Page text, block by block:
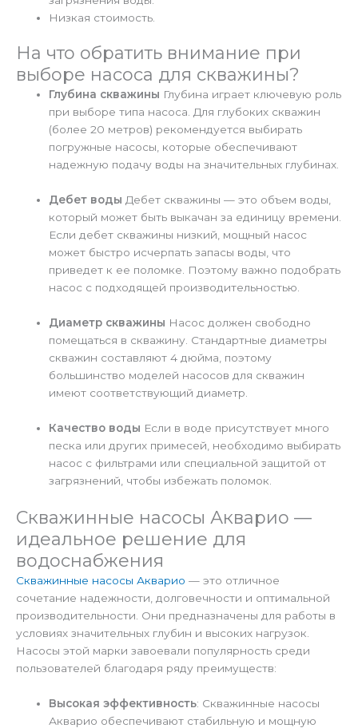
Низкая стоимость.
На что обратить внимание при
выборе насоса для скважины?
Глубина скважины Глубина играет ключевую роль
при выборе типа насоса. Для глубоких скважин
(более 20 метров) рекомендуется выбирать
погружные насосы, которые обеспечивают
надежную подачу воды на значительных глубинах.
Дебет воды Дебет скважины — это объем воды,
который может быть выкачан за единицу времени.
Если дебет скважины низкий, мощный насос
может быстро исчерпать запасы воды, что
приведет к ее поломке. Поэтому важно подобрать
насос с подходящей производительностью.
Диаметр скважины Насос должен свободно
помещаться в скважину. Стандартные диаметры
скважин составляют 4 дюйма, поэтому
большинство моделей насосов для скважин
имеют соответствующий диаметр.
Качество воды Если в воде присутствует много
песка или других примесей, необходимо выбирать
насос с фильтрами или специальной защитой от
загрязнений, чтобы избежать поломок.
Скважинные насосы Акварио —
идеальное решение для
водоснабжения
Скважинные насосы Акварио — это отличное
сочетание надежности, долговечности и оптимальной
производительности. Они предназначены для работы в
условиях значительных глубин и высоких нагрузок.
Насосы этой марки завоевали популярность среди
пользователей благодаря ряду преимуществ:
Высокая эффективность: Скважинные насосы
Акварио обеспечивают стабильную и мощную